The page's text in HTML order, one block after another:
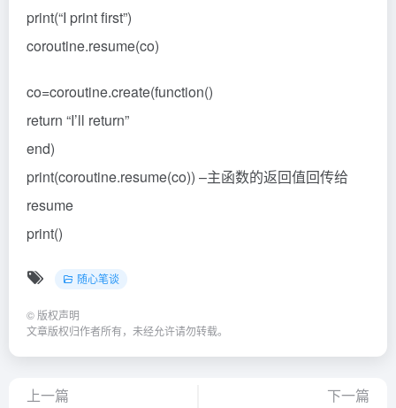
print(“I print first”)
coroutine.resume(co)
co=coroutine.create(function()
return “I’ll return”
end)
print(coroutine.resume(co)) –主函数的返回值回传给
resume
print()
随心笔谈
© 版权声明
文章版权归作者所有，未经允许请勿转载。
上一篇 下一篇